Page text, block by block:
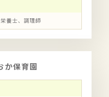
養士、調理師
か保育園